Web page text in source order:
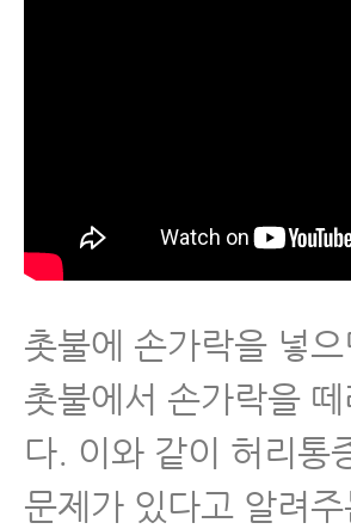
- 만성요통에 좋은
- 허리통증운동 1편
근육 스트레칭
- 허리통증운동 2편
운동
촛불에 손가락을 넣
촛불에서 손가락을
다. 이와 같이 허리통
문제가 있다고 알려